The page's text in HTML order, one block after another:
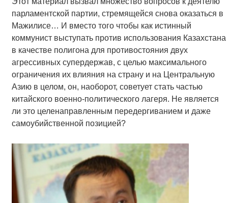
парламентской партии, стремящейся снова оказаться в
Мажилисе… И вместо того чтобы как истинный
коммунист выступать против использования Казахстана
в качестве полигона для противостояния двух
агрессивных супердержав, с целью максимального
ограничения их влияния на страну и на Центральную
Азию в целом, он, наоборот, советует стать частью
китайского военно-политического лагеря. Не является
ли это целенаправленным передергиванием и даже
самоубийственной позицией?